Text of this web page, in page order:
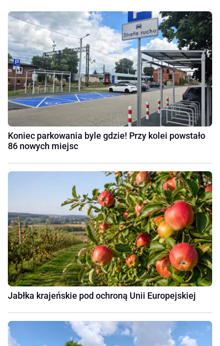
Koniec parkowania byle gdzie! Przy kolei powstało
86 nowych miejsc
Jabłka krajeńskie pod ochroną Unii Europejskiej